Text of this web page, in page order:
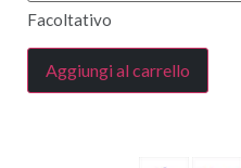
Facoltativo
Aggiungi al carrello